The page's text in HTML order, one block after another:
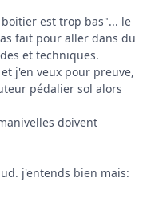
est trop bas"... le
fait pour aller dans du
et techniques.
j'en veux pour preuve,
pédalier sol alors
doivent
j'entends bien mais: